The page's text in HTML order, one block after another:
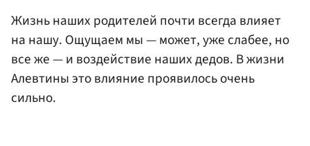
Жизнь наших родителей почти всегда влияет
на нашу. Ощущаем мы — может, уже слабее, но
все же — и воздействие наших дедов. В жизни
Алевтины это влияние проявилось очень
сильно.